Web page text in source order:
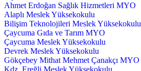
Ahmet Erdoğan Sağlık Hizmetleri MYO
Alaplı Meslek Yüksekokulu
Bilişim Teknolojileri Meslek Yüksekokulu
Çaycuma Gıda ve Tarım MYO
Çaycuma Meslek Yüksekokulu
Devrek Meslek Yüksekokulu
Gökçebey Mithat Mehmet Çanakçı MYO